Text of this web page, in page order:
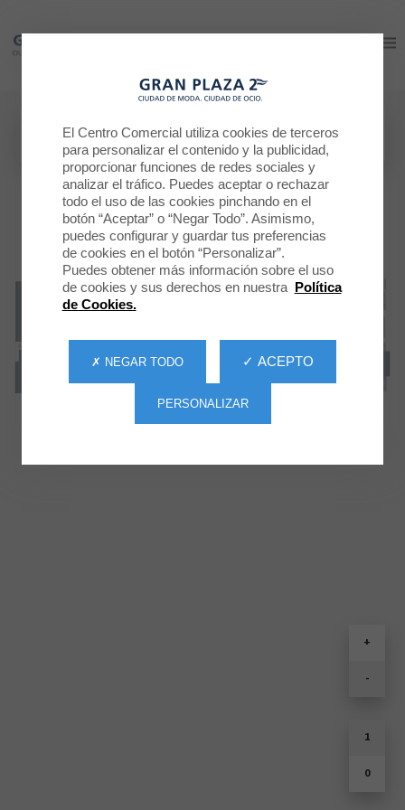
Gran Plaza 2
+
-
1
0
Gran Plaza 2
El Centro Comercial utiliza cookies de terceros
para personalizar el contenido y la publicidad,
proporcionar funciones de redes sociales y
analizar el tráfico. Puedes aceptar o rechazar
todo el uso de las cookies pinchando en el
botón “Aceptar” o “Negar Todo”. Asimismo,
puedes configurar y guardar tus preferencias
de cookies en el botón “Personalizar”.
Puedes obtener más información sobre el uso
de cookies y sus derechos en nuestra Política
de Cookies.
✓ ACEPTO
✗ NEGAR TODO
PERSONALIZAR